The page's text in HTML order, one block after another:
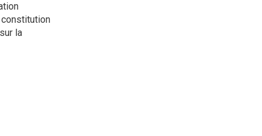
constitution
la